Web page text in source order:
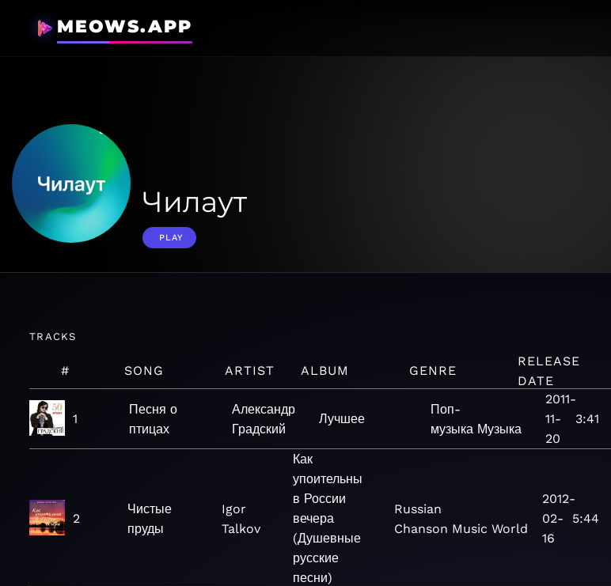
MEOWS.APP
Чилаут
PLAY
TRACKS
# SONG ARTIST ALBUM GENRE
RELEASE
DATE
1
Песня о
птицах
Александр
Градский
Лучшее
Поп-
музыка Музыка
2011-
11-
20
3:41
2
Чистые
пруды
Igor
Talkov
Как
упоительны
в России
вечера
(Душевные
русские
песни)
Russian
Chanson Music World
2012-
02-
16
5:44